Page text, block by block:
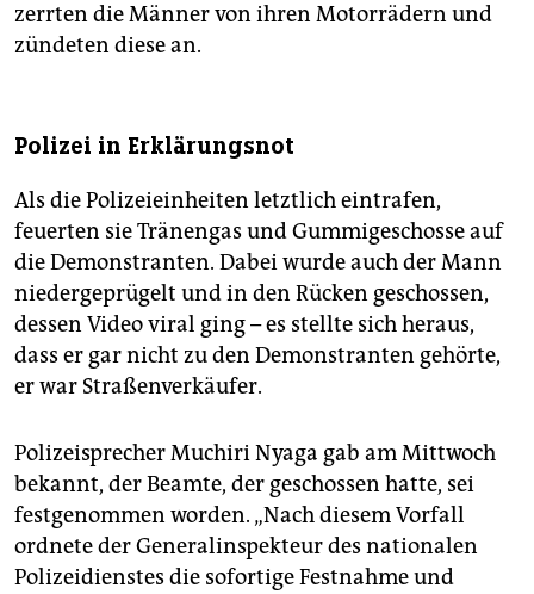
zerrten die Männer von ihren Motorrädern und
zündeten diese an.
Polizei in Erklärungsnot
Als die Polizeieinheiten letztlich eintrafen,
feuerten sie Tränengas und Gummigeschosse auf
die Demonstranten. Dabei wurde auch der Mann
niedergeprügelt und in den Rücken geschossen,
dessen Video viral ging – es stellte sich heraus,
dass er gar nicht zu den Demonstranten gehörte,
er war Straßenverkäufer.
Polizeisprecher Muchiri Nyaga gab am Mittwoch
bekannt, der Beamte, der geschossen hatte, sei
festgenommen worden. „Nach diesem Vorfall
ordnete der Generalinspekteur des nationalen
Polizeidienstes die sofortige Festnahme und